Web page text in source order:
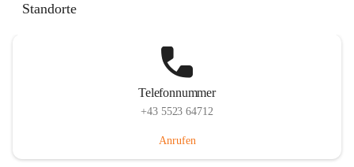
Standorte
Telefonnummer
+43 5523 64712
Anrufen